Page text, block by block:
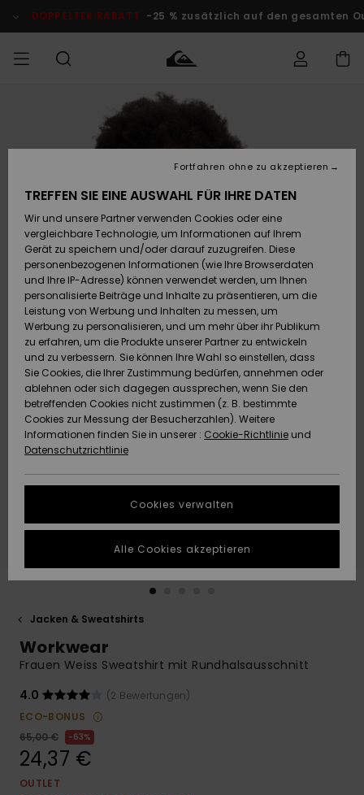
Produktinformation
DOPPELTER RABATT -25 % zusätzlich auf den gesamten
Accessoires
Schuhe&
Flip-Flops
Surf
Snow
Brandneu
Highlights
Accessoires
Schuhe&
Flip-Flops
Surf
Snow
Brandneu
Highlights
FRAUEN
Brandneu
Highlights
Snow
SURF
Kinder
Highlights
Community
SNOW
Snow Shop
Snow Shop
Kinder
Snow Shop
Damen
Highlights
Community
DOPPELTER
RABATT
KINDER
Outlet
Frauen
HILFE & KONTAKT
Auf meine
Retouren
Bezahlung
Geschenkkarte
Quiksilver
Freedom
Datenschutz
Starten Sie eine
um die
schnellste
Antwort auf Ihre
erhalten.
Unterhaltung
Finden Sie
die häufigsten
Fragen sowie
NACHHALTIGKEIT
SHOPS
QUIKSILVER APP
WUNSCHLISTE
Jacken & Sweatshirts
Workwear
Frauen Weiss Sweatshirt mit Rundhalsausschnitt
4.0
(2 Bewertungen)
ECO-BONUS
65,00 €
63%
24,37 €
OUTLET
TREFFEN SIE EINE AUSWAHL FÜR IHRE DATEN
Wir und unsere Partner verwenden Cookies oder eine
vergleichbare Technologie, um Informationen auf Ihrem
Gerät zu speichern und/oder darauf zuzugreifen. Diese
personenbezogenen Informationen (wie Ihre Browserdaten
und Ihre IP-Adresse) können verwendet werden, um Ihnen
personalisierte Beiträge und Inhalte zu präsentieren, um die
Leistung von Werbung und Inhalten zu messen, um
Werbung zu personalisieren, und um mehr über ihr Publikum
zu erfahren, um die Produkte unserer Partner zu entwickeln
und zu verbessern. Sie können Ihre Wahl so einstellen, dass
Sie Cookies, die Ihrer Zustimmung bedürfen, annehmen oder
ablehnen oder sich dagegen aussprechen, wenn Sie den
betreffenden Cookies nicht zustimmen (z. B. bestimmte
Cookies zur Messung der Besucherzahlen). Weitere
Informationen finden Sie in unserer : Cookie-Richtlinie und
Datenschutzrichtlinie
Cookies verwalten
Fortfahren ohne zu akzeptieren
Alle Cookies akzeptieren